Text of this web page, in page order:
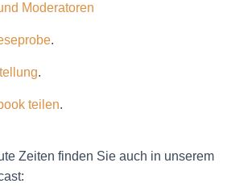
Moderatoren
.
.
teilen.
Zeiten finden Sie auch in unserem